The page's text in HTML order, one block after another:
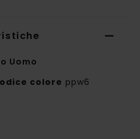
Uomo
colore ppw6